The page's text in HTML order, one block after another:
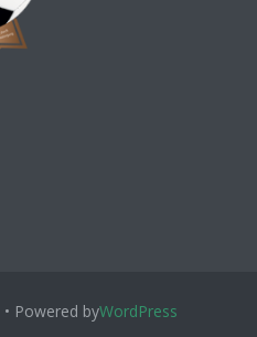
• Powered byWordPress